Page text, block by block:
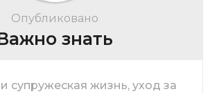
Опубликовано
знать
супружеская жизнь, уход за